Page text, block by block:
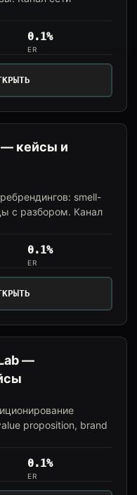
0.1%
ER
— кейсы и
smell-
с разбором. Канал
0.1%
ER
—
proposition, brand
0.1%
ER